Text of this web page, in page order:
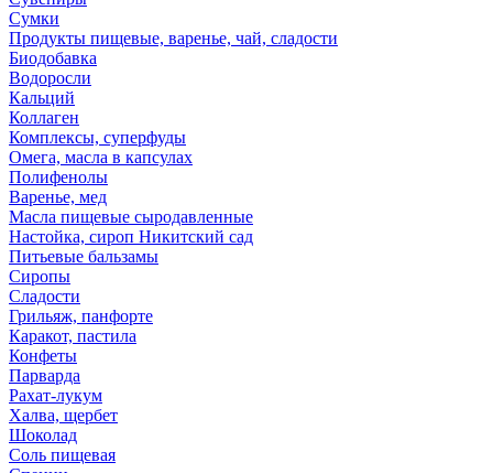
Сумки
Продукты пищевые, варенье, чай, сладости
Биодобавка
Водоросли
Кальций
Коллаген
Комплексы, суперфуды
Омега, масла в капсулах
Полифенолы
Варенье, мед
Масла пищевые сыродавленные
Настойка, сироп Никитский сад
Питьевые бальзамы
Сиропы
Сладости
Грильяж, панфорте
Каракот, пастила
Конфеты
Парварда
Рахат-лукум
Халва, щербет
Шоколад
Соль пищевая